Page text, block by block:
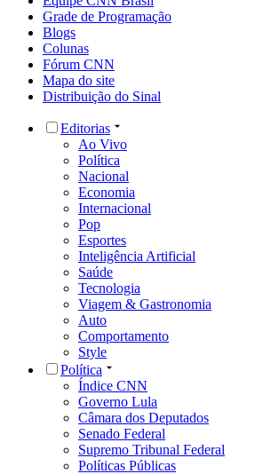
Grade de Programação
Blogs
Colunas
Fórum CNN
Mapa do site
Distribuição do Sinal
Editorias
Ao Vivo
Política
Nacional
Economia
Internacional
Pop
Esportes
Inteligência Artificial
Saúde
Tecnologia
Viagem & Gastronomia
Auto
Comportamento
Style
Política
Índice CNN
Governo Lula
Câmara dos Deputados
Senado Federal
Supremo Tribunal Federal
Políticas Públicas